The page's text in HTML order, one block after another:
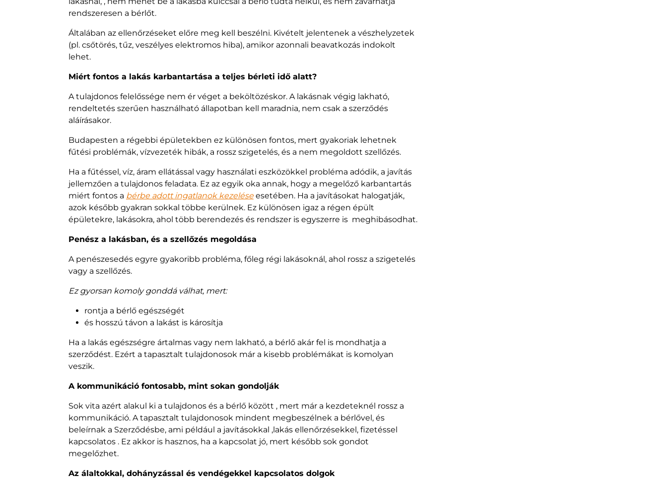
rendszeresen a bérlőt.
Általában az ellenőrzéseket előre meg kell beszélni. Kivételt jelentenek a vészhelyzetek
(pl. csőtörés, tűz, veszélyes elektromos hiba), amikor azonnali beavatkozás indokolt
lehet.
Miért fontos a lakás karbantartása a teljes bérleti idő alatt?
A tulajdonos felelőssége nem ér véget a beköltözéskor. A lakásnak végig lakható,
rendeltetés szerűen használható állapotban kell maradnia, nem csak a szerződés
aláírásakor.
Budapesten a régebbi épületekben ez különösen fontos, mert gyakoriak lehetnek
fűtési problémák, vízvezeték hibák, a rossz szigetelés, és a nem megoldott szellőzés.
Ha a fűtéssel, víz, áram ellátással vagy használati eszközökkel probléma adódik, a javítás
jellemzően a tulajdonos feladata. Ez az egyik oka annak, hogy a megelőző karbantartás
miért fontos a bérbe adott ingatlanok kezeléseesetében. Ha a javításokat halogatják,
azok később gyakran sokkal többe kerülnek. Ez különösen igaz a régen épült
épületekre, lakásokra, ahol több berendezés és rendszer is egyszerre is meghibásodhat.
Penész a lakásban, és a szellőzés megoldása
A penészesedés egyre gyakoribb probléma, főleg régi lakásoknál, ahol rossz a szigetelés
vagy a szellőzés.
Ez gyorsan komoly gonddá válhat, mert:
rontja a bérlő egészségét
és hosszú távon a lakást is károsítja
Ha a lakás egészségre ártalmas vagy nem lakható, a bérlő akár fel is mondhatja a
szerződést. Ezért a tapasztalt tulajdonosok már a kisebb problémákat is komolyan
veszik.
A kommunikáció fontosabb, mint sokan gondolják
Sok vita azért alakul ki a tulajdonos és a bérlő között , mert már a kezdeteknél rossz a
kommunikáció. A tapasztalt tulajdonosok mindent megbeszélnek a bérlővel, és
beleírnak a Szerződésbe, ami például a javításokkal ,lakás ellenőrzésekkel, fizetéssel
kapcsolatos . Ez akkor is hasznos, ha a kapcsolat jó, mert később sok gondot
megelőzhet.
Az álaltokkal, dohányzással és vendégekkel kapcsolatos dolgok